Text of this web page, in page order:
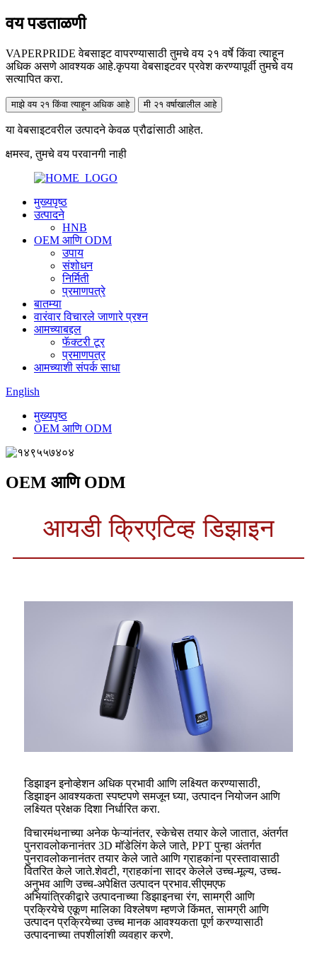
वय पडताळणी
VAPERPRIDE वेबसाइट वापरण्यासाठी तुमचे वय २१ वर्षे किंवा त्याहून
अधिक असणे आवश्यक आहे.कृपया वेबसाइटवर प्रवेश करण्यापूर्वी तुमचे वय
सत्यापित करा.
माझे वय २१ किंवा त्याहून अधिक आहे मी २१ वर्षाखालील आहे
या वेबसाइटवरील उत्पादने केवळ प्रौढांसाठी आहेत.
क्षमस्व, तुमचे वय परवानगी नाही
मुख्यपृष्ठ
उत्पादने
HNB
OEM आणि ODM
उपाय
संशोधन
निर्मिती
प्रमाणपत्रे
बातम्या
वारंवार विचारले जाणारे प्रश्न
आमच्याबद्दल
फॅक्टरी टूर
प्रमाणपत्र
आमच्याशी संपर्क साधा
English
मुख्यपृष्ठ
OEM आणि ODM
OEM आणि ODM
आयडी क्रिएटिव्ह डिझाइन
डिझाइन इनोव्हेशन अधिक प्रभावी आणि लक्ष्यित करण्यासाठी,
डिझाइन आवश्यकता स्पष्टपणे समजून घ्या, उत्पादन नियोजन आणि
लक्ष्यित प्रेक्षक दिशा निर्धारित करा.
विचारमंथनाच्या अनेक फेऱ्यांनंतर, स्केचेस तयार केले जातात, अंतर्गत
पुनरावलोकनानंतर 3D मॉडेलिंग केले जाते, PPT पुन्हा अंतर्गत
पुनरावलोकनानंतर तयार केले जाते आणि ग्राहकांना प्रस्तावासाठी
वितरित केले जाते.शेवटी, ग्राहकांना सादर केलेले उच्च-मूल्य, उच्च-
अनुभव आणि उच्च-अपेक्षित उत्पादन प्रभाव.सीएमएफ
अभियांत्रिकीद्वारे उत्पादनाच्या डिझाइनचा रंग, सामग्री आणि
प्रक्रियेचे एकूण मालिका विश्लेषण म्हणजे किंमत, सामग्री आणि
उत्पादन प्रक्रियेच्या उच्च मानक आवश्यकता पूर्ण करण्यासाठी
उत्पादनाच्या तपशीलांशी व्यवहार करणे.